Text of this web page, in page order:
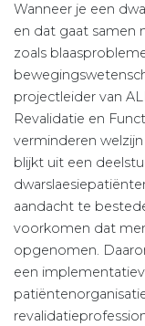
Wanneer je een
en dat gaat samen
zoals
projectleider van
Revalidatie en
verminderen
blijkt uit een
aandacht te
voorkomen dat
opgenomen.
een